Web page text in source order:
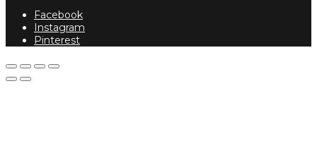
Facebook
Instagram
Pinterest